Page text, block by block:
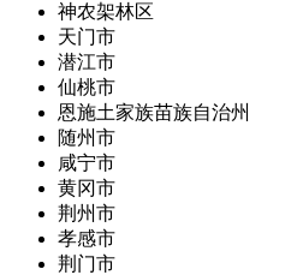
神农架林区
天门市
潜江市
仙桃市
恩施土家族苗族自治州
随州市
咸宁市
黄冈市
荆州市
孝感市
荆门市